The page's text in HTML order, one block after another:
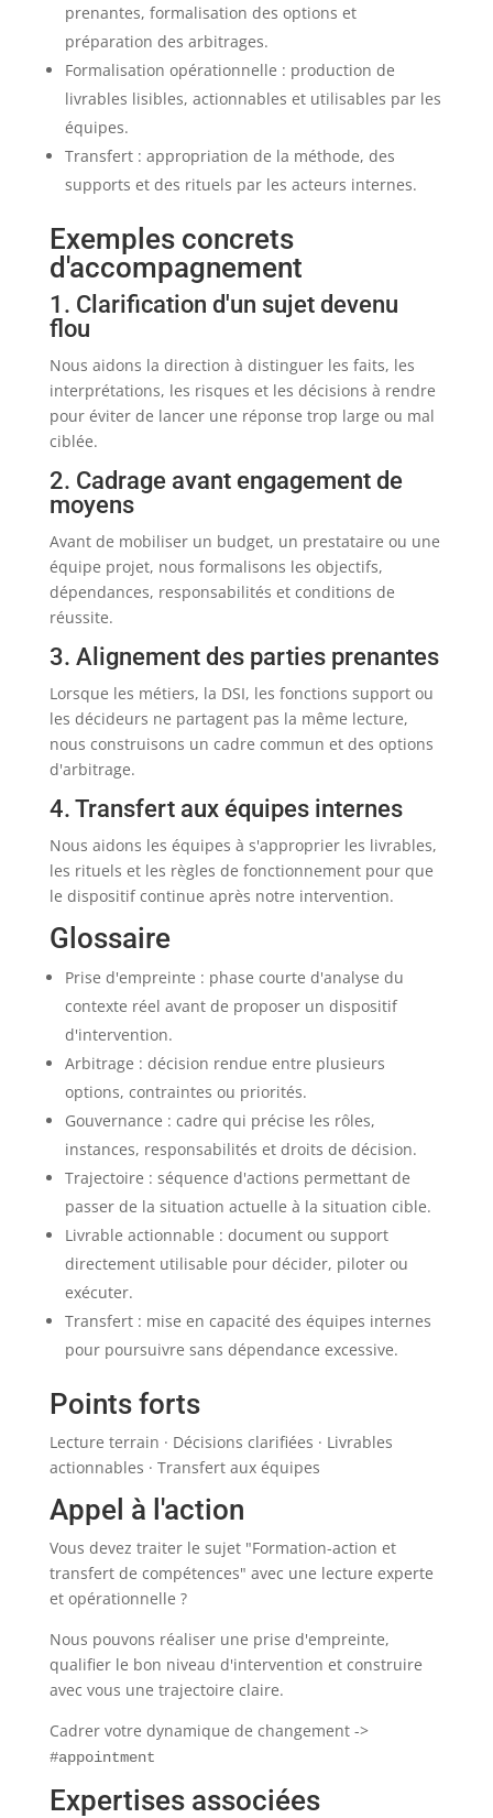
prenantes, formalisation des options et
préparation des arbitrages.
Formalisation opérationnelle : production de
livrables lisibles, actionnables et utilisables par les
équipes.
Transfert : appropriation de la méthode, des
supports et des rituels par les acteurs internes.
Exemples concrets
d'accompagnement
1. Clarification d'un sujet devenu
flou
Nous aidons la direction à distinguer les faits, les
interprétations, les risques et les décisions à rendre
pour éviter de lancer une réponse trop large ou mal
ciblée.
2. Cadrage avant engagement de
moyens
Avant de mobiliser un budget, un prestataire ou une
équipe projet, nous formalisons les objectifs,
dépendances, responsabilités et conditions de
réussite.
3. Alignement des parties prenantes
Lorsque les métiers, la DSI, les fonctions support ou
les décideurs ne partagent pas la même lecture,
nous construisons un cadre commun et des options
d'arbitrage.
4. Transfert aux équipes internes
Nous aidons les équipes à s'approprier les livrables,
les rituels et les règles de fonctionnement pour que
le dispositif continue après notre intervention.
Glossaire
Prise d'empreinte : phase courte d'analyse du
contexte réel avant de proposer un dispositif
d'intervention.
Arbitrage : décision rendue entre plusieurs
options, contraintes ou priorités.
Gouvernance : cadre qui précise les rôles,
instances, responsabilités et droits de décision.
Trajectoire : séquence d'actions permettant de
passer de la situation actuelle à la situation cible.
Livrable actionnable : document ou support
directement utilisable pour décider, piloter ou
exécuter.
Transfert : mise en capacité des équipes internes
pour poursuivre sans dépendance excessive.
Points forts
Lecture terrain · Décisions clarifiées · Livrables
actionnables · Transfert aux équipes
Appel à l'action
Vous devez traiter le sujet "Formation-action et
transfert de compétences" avec une lecture experte
et opérationnelle ?
Nous pouvons réaliser une prise d'empreinte,
qualifier le bon niveau d'intervention et construire
avec vous une trajectoire claire.
Cadrer votre dynamique de changement ->
#appointment
Expertises associées